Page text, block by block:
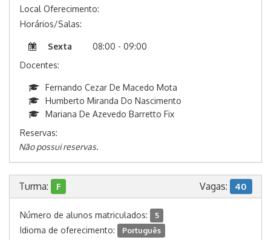
Local Oferecimento:
Horários/Salas:
Sexta
08:00 - 09:00
Docentes:
Fernando Cezar De Macedo Mota
Humberto Miranda Do Nascimento
Mariana De Azevedo Barretto Fix
Reservas:
Não possui reservas.
Turma: F Vagas: 40
Número de alunos matriculados: 5
Idioma de oferecimento: Português